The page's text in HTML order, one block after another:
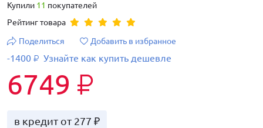
Купили 11 покупателей
Рейтинг товара
Поделиться
Добавить в избранное
-1400 ₽ Узнайте как купить дешевле
6749 ₽
в кредит от 277 ₽